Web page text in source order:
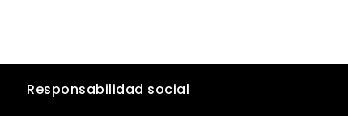
Responsabilidad social